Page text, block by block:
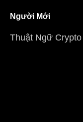
Người Mới
Thuật Ngữ Crypto